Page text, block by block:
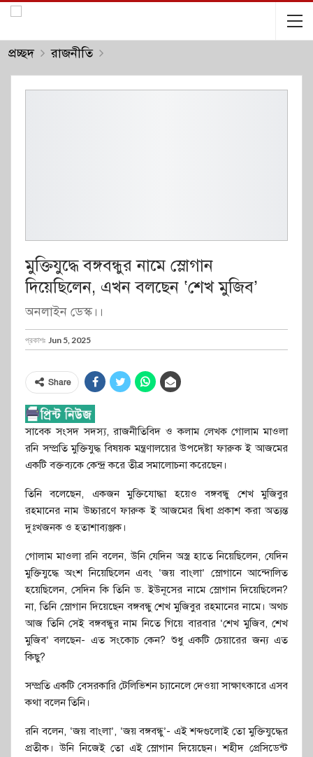
প্রচ্ছদ রাজনীতি
মুক্তিযুদ্ধে বঙ্গবন্ধুর নামে স্লোগান
দিয়েছিলেন, এখন বলছেন ‘শেখ মুজিব’
অনলাইন ডেস্ক।।
প্রকাশঃ Jun 5, 2025
Share
সাবেক সংসদ সদস্য, রাজনীতিবিদ ও কলাম লেখক গোলাম মাওলা
রনি সম্প্রতি মুক্তিযুদ্ধ বিষয়ক মন্ত্রণালয়ের উপদেষ্টা ফারুক ই আজমের
একটি বক্তব্যকে কেন্দ্র করে তীব্র সমালোচনা করেছেন।
তিনি বলেছেন, একজন মুক্তিযোদ্ধা হয়েও বঙ্গবন্ধু শেখ মুজিবুর
রহমানের নাম উচ্চারণে ফারুক ই আজমের দ্বিধা প্রকাশ করা অত্যন্ত
দুঃখজনক ও হতাশাব্যঞ্জক।
গোলাম মাওলা রনি বলেন, উনি যেদিন অস্ত্র হাতে নিয়েছিলেন, যেদিন
মুক্তিযুদ্ধে অংশ নিয়েছিলেন এবং ‘জয় বাংলা’ স্লোগানে আন্দোলিত
হয়েছিলেন, সেদিন কি তিনি ড. ইউনূসের নামে স্লোগান দিয়েছিলেন?
না, তিনি স্লোগান দিয়েছেন বঙ্গবন্ধু শেখ মুজিবুর রহমানের নামে। অথচ
আজ তিনি সেই বঙ্গবন্ধুর নাম নিতে গিয়ে বারবার ‘শেখ মুজিব, শেখ
মুজিব’ বলছেন- এত সংকোচ কেন? শুধু একটি চেয়ারের জন্য এত
কিছু?
সম্প্রতি একটি বেসরকারি টেলিভিশন চ্যানেলে দেওয়া সাক্ষাৎকারে এসব
কথা বলেন তিনি।
রনি বলেন, ‘জয় বাংলা’, ‘জয় বঙ্গবন্ধু’- এই শব্দগুলোই তো মুক্তিযুদ্ধের
প্রতীক। উনি নিজেই তো এই স্লোগান দিয়েছেন। শহীদ প্রেসিডেন্ট